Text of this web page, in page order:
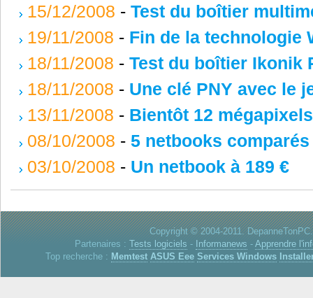
15/12/2008 - Test du boîtier
19/11/2008 - Fin de la technologie
18/11/2008 - Test du boîtier Ikonik
18/11/2008 - Une clé PNY avec le
13/11/2008 - Bientôt 12
08/10/2008 - 5 netbooks comparés
03/10/2008 - Un netbook à 189 €
Copyright © 2004-2011.
Partenaires : Tests logiciels - Informanews - Apprendre
Top recherche : Memtest ASUS Eee Services Windows